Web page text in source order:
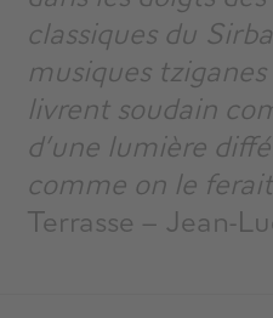
classiques du
musiques
livrent soudain
d’une lumière
comme on le
Terrasse – Jean-